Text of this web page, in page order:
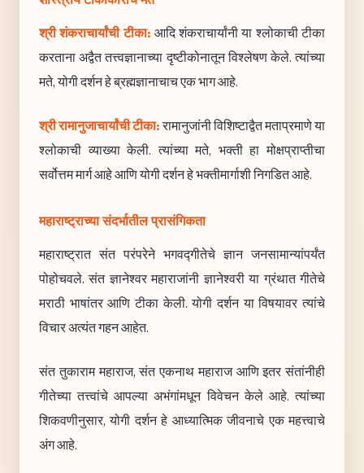
श्री शंकराचार्यांची टीका: आदि शंकराचार्यांनी या श्लोकाची टीका
करताना अद्वैत तत्त्वज्ञानाच्या दृष्टीकोनातून विश्लेषण केले. त्यांच्या
मते, योगी दर्शन हे ब्रह्मज्ञानाचाच एक भाग आहे.
श्री रामानुजाचार्यांची टीका:रामानुजांनी विशिष्टाद्वैत मताप्रमाणे या
श्लोकाची व्याख्या केली. त्यांच्या मते, भक्ती हा मोक्षप्राप्तीचा
सर्वोत्तम मार्ग आहे आणि योगी दर्शन हे भक्तीमार्गाशी निगडित आहे.
महाराष्ट्राच्या संदर्भातील प्रासंगिकता
महाराष्ट्रात संत परंपरेने भगवद्गीतेचे ज्ञान जनसामान्यांपर्यंत
पोहोचवले. संत ज्ञानेश्वर महाराजांनी ज्ञानेश्वरी या ग्रंथात गीतेचे
मराठी भाषांतर आणि टीका केली. योगी दर्शन या विषयावर त्यांचे
विचार अत्यंत गहन आहेत.
संत तुकाराम महाराज, संत एकनाथ महाराज आणि इतर संतांनीही
गीतेच्या तत्त्वांचे आपल्या अभंगांमधून विवेचन केले आहे. त्यांच्या
शिकवणीनुसार, योगी दर्शन हे आध्यात्मिक जीवनाचे एक महत्त्वाचे
अंग आहे.